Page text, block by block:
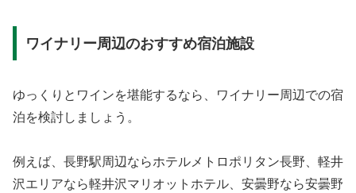
ワイナリー周辺のおすすめ宿泊施設
ゆっくりとワインを堪能するなら、ワイナリー周辺での宿
泊を検討しましょう。
例えば、長野駅周辺ならホテルメトロポリタン長野、軽井
沢エリアなら軽井沢マリオットホテル、安曇野なら安曇野